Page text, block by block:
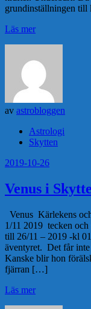
grundinställningen
Läs mer
av astrobloggen
Astrologi
Skytten
2019-10-26
Venus i
Venus Kärlekens
1/11 2019 tecken
till 26/11 – 2019 -kl
äventyret. Det får
Kanske blir hon
fjärran […]
Läs mer